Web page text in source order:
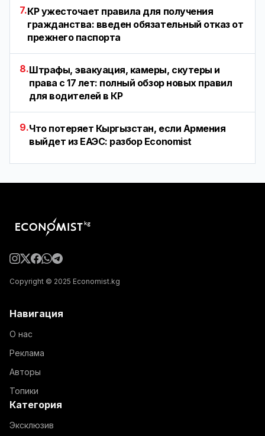
7.КР ужесточает правила для получения
гражданства: введен обязательный отказ от
прежнего паспорта
8.Штрафы, эвакуация, камеры, скутеры и
права с 17 лет: полный обзор новых правил
для водителей в КР
9.Что потеряет Кыргызстан, если Армения
выйдет из ЕАЭС: разбор Economist
Copyright © 2025 Economist.kg
Навигация
О нас
Реклама
Авторы
Топики
Категория
Эксклюзив